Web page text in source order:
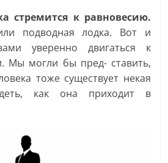
стремится к равновесию.
подводная лодка. Вот и
уверенно двигаться к
Мы могли бы пред- ставить,
тоже существует некая
как она приходит в